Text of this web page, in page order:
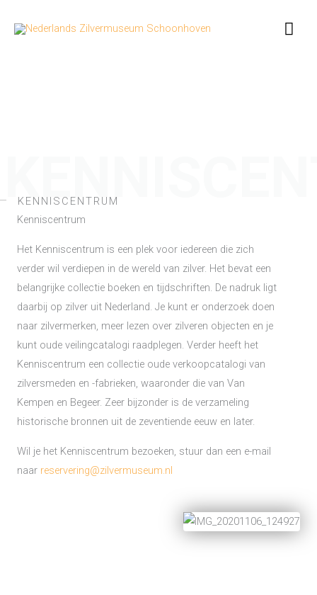
naar
KENNISCENTRUM
Kenniscentrum
Het Kenniscentrum is een plek voor iedereen die zich
verder wil verdiepen in de wereld van zilver. Het bevat een
belangrijke collectie boeken en tijdschriften. De nadruk ligt
daarbij op zilver uit Nederland. Je kunt er onderzoek doen
naar zilvermerken, meer lezen over zilveren objecten en je
kunt oude veilingcatalogi raadplegen. Verder heeft het
Kenniscentrum een collectie oude verkoopcatalogi van
zilversmeden en -fabrieken, waaronder die van Van
Kempen en Begeer. Zeer bijzonder is de verzameling
historische bronnen uit de zeventiende eeuw en later.
Wil je het Kenniscentrum bezoeken, stuur dan een e-mail
naar reservering@zilvermuseum.nl